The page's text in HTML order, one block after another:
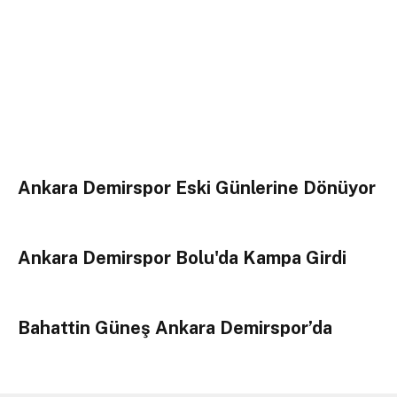
Ankara Demirspor Eski Günlerine Dönüyor
Ankara Demirspor Bolu'da Kampa Girdi
Bahattin Güneş Ankara Demirspor’da